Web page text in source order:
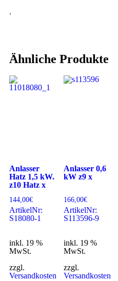
.
Ähnliche Produkte
Anlasser
Hatz 1,5 kW.
z10 Hatz x
144,00€
ArtikelNr:
S18080-1
inkl. 19 %
MwSt.
zzgl.
Versandkosten
Anlasser 0,6
kW z9 x
166,00€
ArtikelNr:
S113596-9
inkl. 19 %
MwSt.
zzgl.
Versandkosten